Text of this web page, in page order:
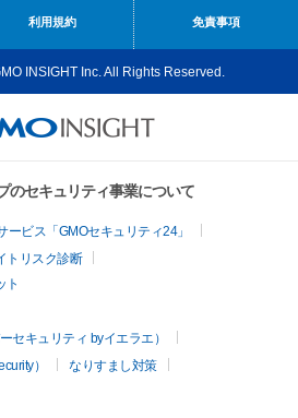
利用規約 免責事項
INSIGHT Inc. All Rights Reserved.
のセキュリティ事業について
ビス「GMOセキュリティ24」
トリスク診断
ト
セキュリティ byイエラエ）
）
なりすまし対策